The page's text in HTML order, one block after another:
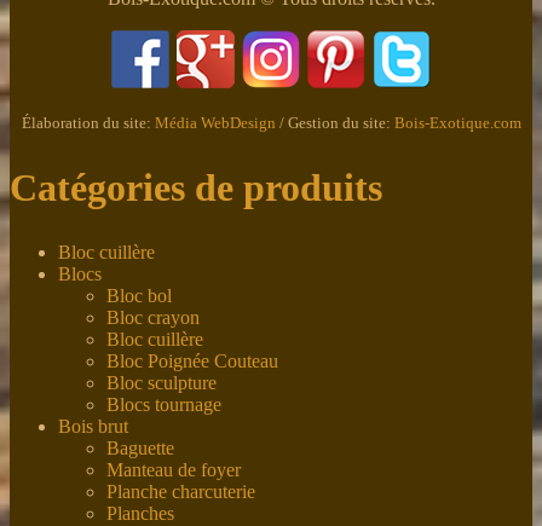
Élaboration du site: Média WebDesign / Gestion du site: Bois-Exotique.com
Catégories de produits
Bloc cuillère
Blocs
Bloc bol
Bloc crayon
Bloc cuillère
Bloc Poignée Couteau
Bloc sculpture
Blocs tournage
Bois brut
Baguette
Manteau de foyer
Planche charcuterie
Planches